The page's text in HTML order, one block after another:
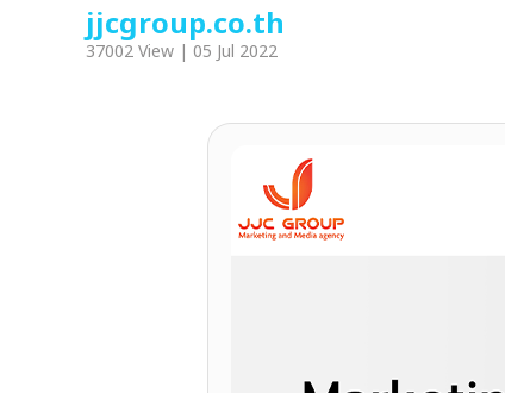
jjcgroup.co.th
37002 View | 05 Jul 2022